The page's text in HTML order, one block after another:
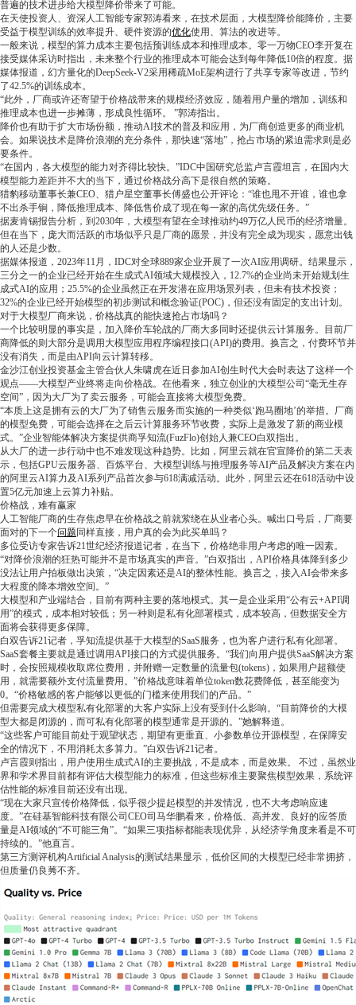
普遍的技术进步给大模型降价带来了可能。
在天使投资人、资深人工智能专家郭涛看来，在技术层面，大模型降价能降价，主要
受益于模型训练的效率提升、硬件资源的优化使用、算法的改进等。
一般来说，模型的算力成本主要包括预训练成本和推理成本。零一万物CEO李开复在
接受媒体采访时指出，未来整个行业的推理成本可能会达到每年降低10倍的程度。据
媒体报道，幻方量化的DeepSeek-V2采用稀疏MoE架构进行了共享专家等改进，节约
了42.5%的训练成本。
“此外，厂商或许还寄望于价格战带来的规模经济效应，随着用户量的增加，训练和
推理成本也进一步摊薄，形成良性循环。 ”郭涛指出。
降价也有助于扩大市场份额，推动AI技术的普及和应用，为厂商创造更多的商业机
会。如果说技术是降价浪潮的充分条件，那快速“落地”，抢占市场的紧迫需求则是必
要条件。
“在国内，各大模型的能力对齐得比较快。”IDC中国研究总监卢言霞坦言，在国内大
模型能力差距并不大的当下，通过价格战分高下是很自然的策略。
猎豹移动董事长兼CEO、猎户星空董事长傅盛也公开评论：“谁也甩不开谁，谁也拿
不出杀手锏，降低推理成本、降低售价成了现在每一家的高优先级任务。”
据麦肯锡报告分析，到2030年，大模型有望在全球推动约49万亿人民币的经济增量。
但在当下，庞大而活跃的市场似乎只是厂商的愿景，并没有完全成为现实，愿意出钱
的人还是少数。
据媒体报道，2023年11月，IDC对全球889家企业开展了一次AI应用调研。结果显示，
三分之一的企业已经开始在生成式AI领域大规模投入，12.7%的企业尚未开始规划生
成式AI的应用；25.5%的企业虽然正在开发潜在应用场景列表，但未有技术投资；
32%的企业已经开始模型的初步测试和概念验证(POC)，但还没有固定的支出计划。
对于大模型厂商来说，价格战真的能快速抢占市场吗？
一个比较明显的事实是，加入降价车轮战的厂商大多同时还提供云计算服务。目前厂
商降低的则大部分是调用大模型应用程序编程接口(API)的费用。换言之，付费环节并
没有消失，而是由API向云计算转移。
金沙江创业投资基金主管合伙人朱啸虎在近日参加AI创生时代大会时表达了这样一个
观点——大模型产业终将走向价格战。在他看来，独立创业的大模型公司“毫无生存
空间”，因为大厂为了卖云服务，可能会直接将大模型免费。
“本质上这是拥有云的大厂为了销售云服务而实施的一种类似‘跑马圈地’的举措。厂商
的模型免费，可能会选择在之后云计算服务环节收费，实际上是激发了新的商业模
式。”企业智能体解决方案提供商孚知流(FuzFlo)创始人兼CEO白双指出。
从大厂的进一步行动中也不难发现这种趋势。比如，阿里云就在官宣降价的第二天表
示，包括GPU云服务器、百炼平台、大模型训练与推理服务等AI产品及解决方案在内
的阿里云AI算力及AI系列产品首次参与618满减活动。此外，阿里云还在618活动中设
置5亿元加速上云算力补贴。
价格战，难有赢家
人工智能厂商的生存焦虑早在价格战之前就萦绕在从业者心头。喊出口号后，厂商要
面对的下一个问题 同样直接，用户真的会为此买单吗？
多位受访专家告诉21世纪经济报道记者，在当下，价格绝非用户考虑的唯一因素。
“对降价浪潮的狂热可能并不是市场真实的声音。”白双指出，API价格具体降到多少
没法让用户拍板做出决策，“决定因素还是AI的整体性能。换言之，接入AI会带来多
大程度的降本增效空间。”
大模型和产业端结合，目前有两种主要的落地模式。其一是企业采用“公有云+API调
用”的模式，成本相对较低；另一种则是私有化部署模式，成本较高，但数据安全方
面将会获得更多保障。
白双告诉21记者，孚知流提供基于大模型的SaaS服务，也为客户进行私有化部署。
SaaS套餐主要就是通过调用API接口的方式提供服务。“我们向用户提供SaaS解决方案
时，会按照规模收取席位费用，并附赠一定数量的流量包(tokens)，如果用户超额使
用，就需要额外支付流量费用。”价格战意味着单位token数花费降低，甚至能变为
0。“价格敏感的客户能够以更低的门槛来使用我们的产品。”
但需要完成大模型私有化部署的大客户实际上没有受到什么影响。“目前降价的大模
型大都是闭源的，而可私有化部署的模型通常是开源的。”她解释道。
“这些客户可能目前处于观望状态，期望有更垂直、小参数单位开源模型，在保障安
全的情况下，不用消耗太多算力。”白双告诉21记者。
卢言霞则指出，用户使用生成式AI的主要挑战，不是成本，而是效果。 不过，虽然业
界和学术界目前都有评估大模型能力的标准，但这些标准主要聚焦模型效果，系统评
估性能的标准目前还没有出现。
“现在大家只宣传价格降低，似乎很少提起模型的并发情况，也不大考虑响应速
度。”在硅基智能科技有限公司CEO司马华鹏看来，价格低、高并发、良好的应答质
量是AI领域的“不可能三角”。“如果三项指标都能表现优异，从经济学角度来看是不可
持续的。”他直言。
第三方测评机构Artificial Analysis的测试结果显示，低价区间的大模型已经非常拥挤，
但质量仍良莠不齐。